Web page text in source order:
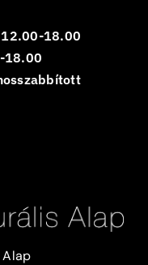
12.00-18.00
18.00
Alap